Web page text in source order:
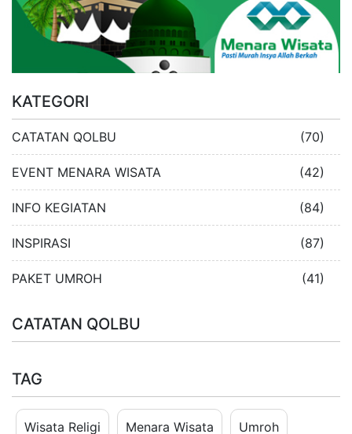
KATEGORI
CATATAN QOLBU (70)
EVENT MENARA WISATA (42)
INFO KEGIATAN (84)
INSPIRASI (87)
PAKET UMROH (41)
CATATAN QOLBU
TAG
Wisata Religi Menara Wisata Umroh